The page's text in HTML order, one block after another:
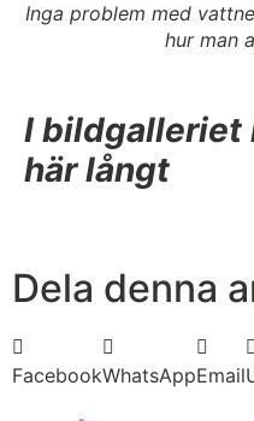
Inga problem med
hur man
I bildgalleriet
här långt
Dela denna
FacebookWhatsAppEmail